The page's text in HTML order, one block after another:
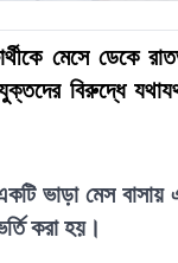
মেসে ডেকে
বিরুদ্ধে
ভাড়া মেস
করা হয়।